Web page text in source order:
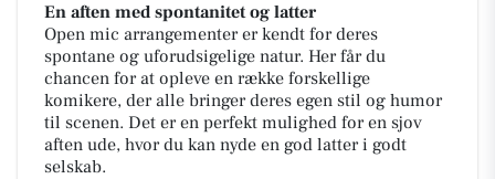
En aften med spontanitet og latter
Open mic arrangementer er kendt for deres
spontane og uforudsigelige natur. Her får du
chancen for at opleve en række forskellige
komikere, der alle bringer deres egen stil og humor
til scenen. Det er en perfekt mulighed for en sjov
aften ude, hvor du kan nyde en god latter i godt
selskab.